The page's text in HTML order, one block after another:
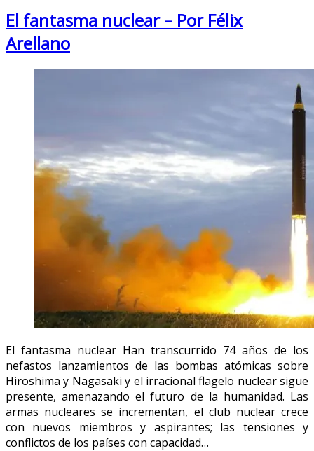
El fantasma nuclear – Por Félix
Arellano
El fantasma nuclear Han transcurrido 74 años de los
nefastos lanzamientos de las bombas atómicas sobre
Hiroshima y Nagasaki y el irracional flagelo nuclear sigue
presente, amenazando el futuro de la humanidad. Las
armas nucleares se incrementan, el club nuclear crece
con nuevos miembros y aspirantes; las tensiones y
conflictos de los países con capacidad…